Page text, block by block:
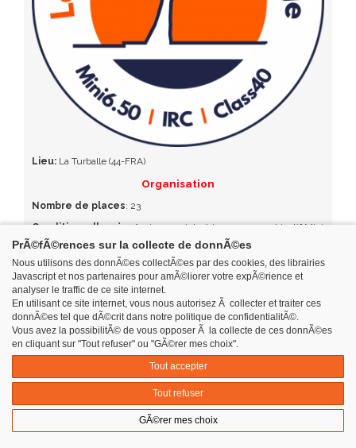
Lieu: La Turballe (44-FRA)
Organisation
Nombre de places: 23
Conditions d'accès:Avoir un projet sérieux avec un objectif Mini
Transat, s'engager à participer aux entrainements et à la vie de
Coût et détails des prestations:Adhésion annuelle skipper
Mini 6.50 (Entrainement, formation, routage, adhésion la Turballe
course au large (LTCL), adhésion Société des Régates de la Turballe
(SRT)) : 1352€
Entrainements
Période d'entrainement:
de septembre à avril
Fréquence des entrainements / Nb de jours par an:1 WE
sur 2 + 2 boatcamps de 4 jours
Quentin Droneau
PrÃ©fÃ©rences sur la collecte de donnÃ©es
Nous utilisons des donnÃ©es collectÃ©es par des cookies, des librairies
Javascript et nos partenaires pour amÃ©liorer votre expÃ©rience et
analyser le traffic de ce site internet.
En utilisant ce site internet, vous nous autorisez Ã collecter et traiter ces
donnÃ©es tel que dÃ©crit dans notre politique de confidentialitÃ©.
Vous avez la possibilitÃ© de vous opposer Ã la collecte de ces donnÃ©es
en cliquant sur "Tout refuser" ou "GÃ©rer mes choix".
Tout accepter
Tout refuser
GÃ©rer mes choix